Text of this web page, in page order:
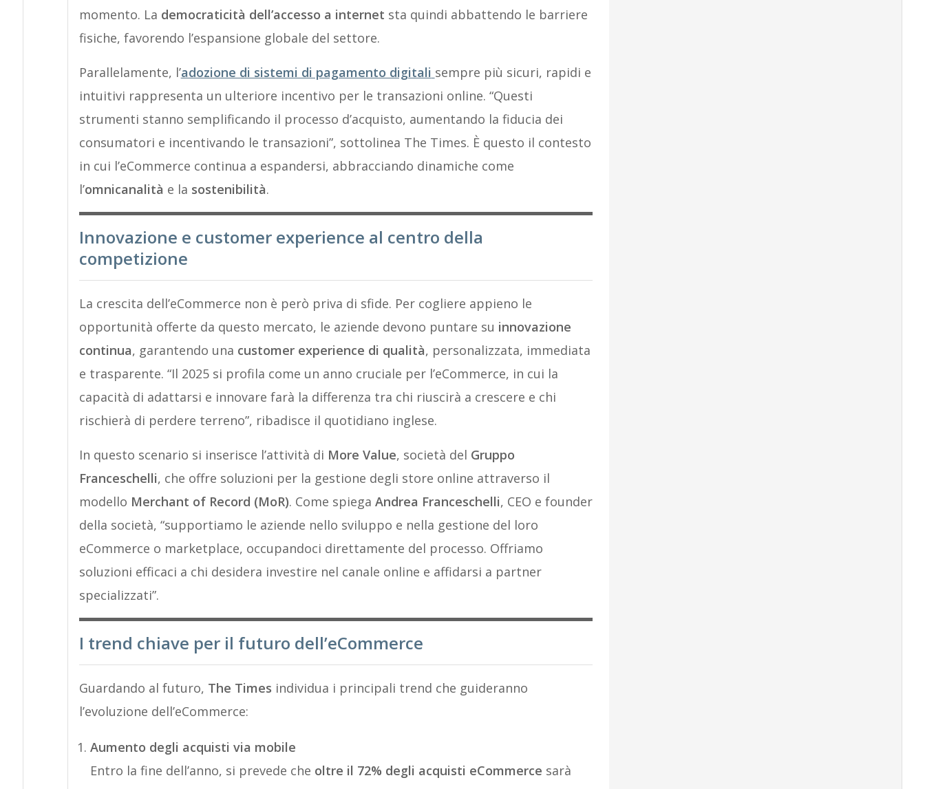
momento. La democraticità dell’accesso a internet sta quindi abbattendo le barriere
fisiche, favorendo l’espansione globale del settore.
Parallelamente, l’adozione di sistemi di pagamento digitali sempre più sicuri, rapidi e
intuitivi rappresenta un ulteriore incentivo per le transazioni online. “Questi
strumenti stanno semplificando il processo d’acquisto, aumentando la fiducia dei
consumatori e incentivando le transazioni”, sottolinea The Times. È questo il contesto
in cui l’eCommerce continua a espandersi, abbracciando dinamiche come
l’omnicanalità e la sostenibilità.
Innovazione e customer experience al centro della
competizione
La crescita dell’eCommerce non è però priva di sfide. Per cogliere appieno le
opportunità offerte da questo mercato, le aziende devono puntare su innovazione
continua, garantendo una customer experience di qualità, personalizzata, immediata
e trasparente. “Il 2025 si profila come un anno cruciale per l’eCommerce, in cui la
capacità di adattarsi e innovare farà la differenza tra chi riuscirà a crescere e chi
rischierà di perdere terreno”, ribadisce il quotidiano inglese.
In questo scenario si inserisce l’attività di More Value, società del Gruppo
Franceschelli, che offre soluzioni per la gestione degli store online attraverso il
modello Merchant of Record (MoR). Come spiega Andrea Franceschelli, CEO e founder
della società, “supportiamo le aziende nello sviluppo e nella gestione del loro
eCommerce o marketplace, occupandoci direttamente del processo. Offriamo
soluzioni efficaci a chi desidera investire nel canale online e affidarsi a partner
specializzati”.
I trend chiave per il futuro dell’eCommerce
Guardando al futuro, The Times individua i principali trend che guideranno
l’evoluzione dell’eCommerce:
Aumento degli acquisti via mobile
Entro la fine dell’anno, si prevede che oltre il 72% degli acquisti eCommerce sarà